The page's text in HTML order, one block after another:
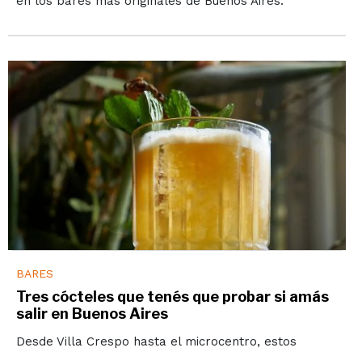
BARES
Tres cócteles que tenés que probar si amás
salir en Buenos Aires
Desde Villa Crespo hasta el microcentro, estos